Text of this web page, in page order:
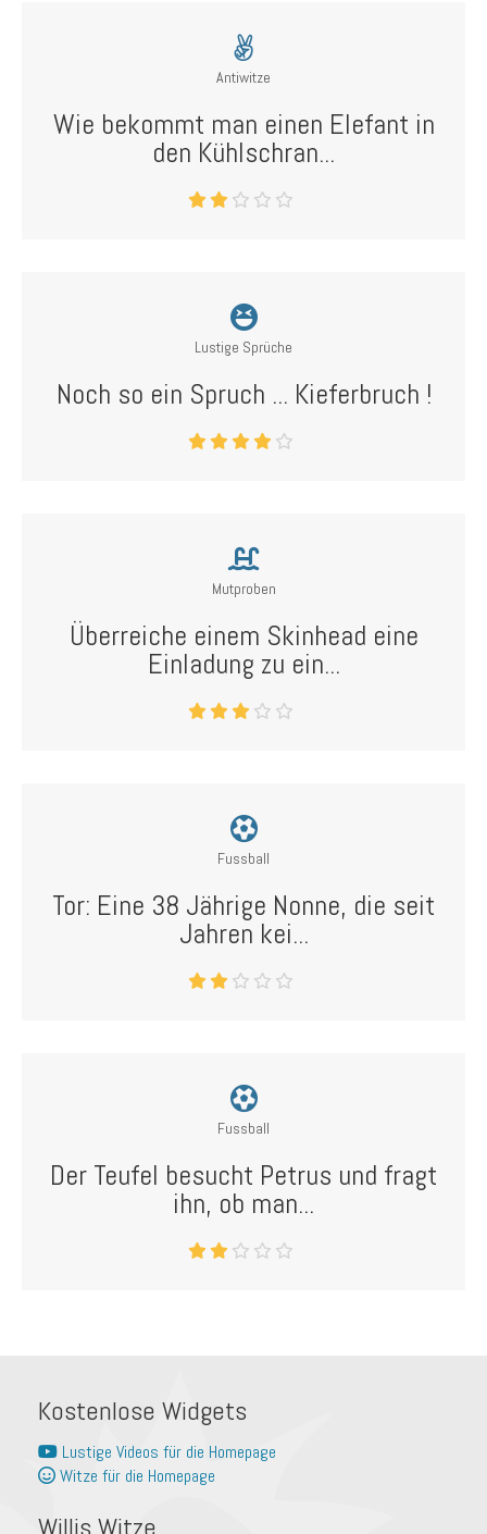
Antiwitze
Wie bekommt man einen Elefant in
den Kühlschran...
Lustige Sprüche
Noch so ein Spruch ... Kieferbruch !
Mutproben
Überreiche einem Skinhead eine
Einladung zu ein...
Fussball
Tor: Eine 38 Jährige Nonne, die seit
Jahren kei...
Fussball
Der Teufel besucht Petrus und fragt
ihn, ob man...
Kostenlose Widgets
Lustige Videos für die Homepage
Witze für die Homepage
Willis Witze